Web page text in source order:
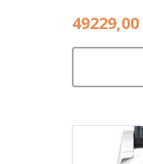
49229,00